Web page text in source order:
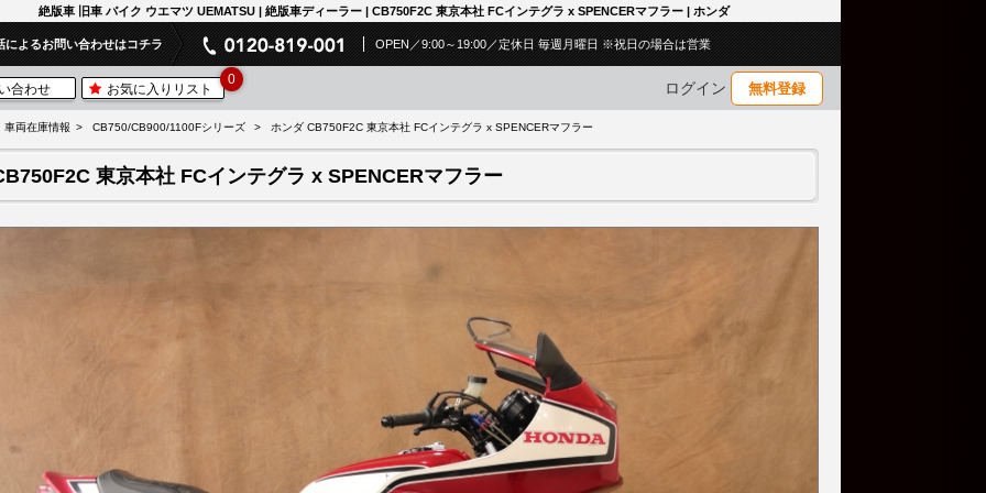
絶版車 旧車 バイク ウエマツ UEMATSU | 絶版車ディーラー | CB750F2C 東京本社 FCインテグラ x SPENCERマフラー | ホンダ
によるお問い合わせはコチラ OPEN／9:00～19:00／定休日 毎週月曜日 ※祝日の場合は営業
合わせ お気に入りリスト
0 ログイン 無料登録
車両在庫情報 CB750/CB900/1100Fシリーズ ホンダ CB750F2C 東京本社 FCインテグラ x SPENCERマフラー
東京本社 FCインテグラ x SPENCERマフラー